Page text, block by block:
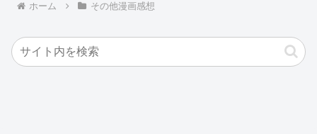
ホーム その他漫画感想